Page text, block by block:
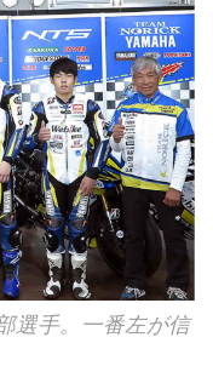
選手。一番左が信